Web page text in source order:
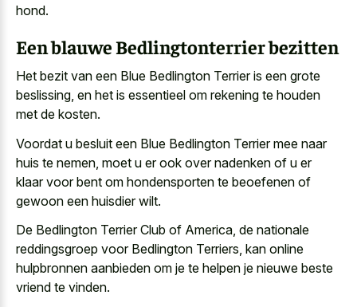
hond.
Een blauwe Bedlingtonterrier bezitten
Het bezit van een Blue Bedlington Terrier is een grote
beslissing, en het is essentieel om rekening te houden
met de kosten.
Voordat u besluit een Blue Bedlington Terrier mee naar
huis te nemen, moet u er ook over nadenken of u er
klaar voor bent om hondensporten te beoefenen of
gewoon een huisdier wilt.
De Bedlington Terrier Club of America, de nationale
reddingsgroep voor Bedlington Terriers, kan online
hulpbronnen aanbieden om je te helpen je nieuwe beste
vriend te vinden.